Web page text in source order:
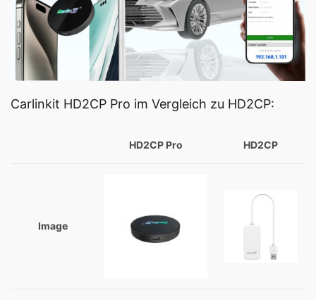
Carlinkit HD2CP Pro im Vergleich zu HD2CP:
HD2CP Pro HD2CP
Image